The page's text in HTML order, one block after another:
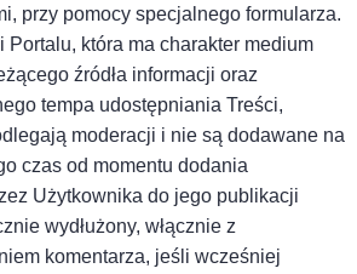
przy pomocy specjalnego formularza.
Portalu, która ma charakter medium
źródła informacji oraz
tempa udostępniania Treści,
moderacji i nie są dodawane na
czas od momentu dodania
Użytkownika do jego publikacji
wydłużony, włącznie z
komentarza, jeśli wcześniej